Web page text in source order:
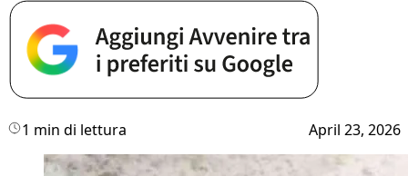
1 min di lettura April 23, 2026